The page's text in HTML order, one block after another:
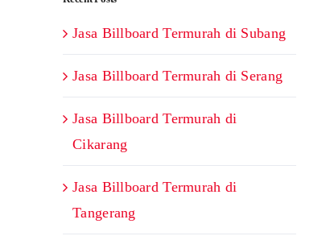
Jasa Billboard Termurah di Subang
Jasa Billboard Termurah di Serang
Jasa Billboard Termurah di
Cikarang
Jasa Billboard Termurah di
Tangerang